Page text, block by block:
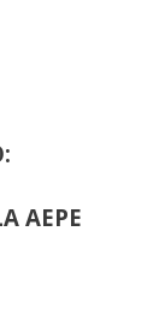
AEPE